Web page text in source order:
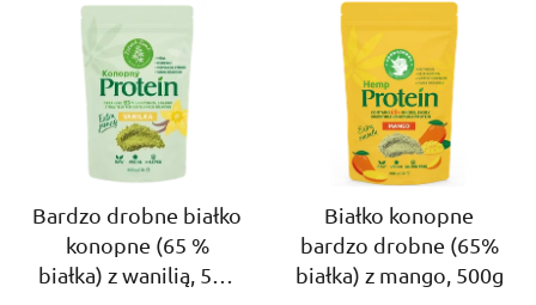
Bardzo drobne białko
konopne (65 %
białka) z wanilią, 500
Białko konopne
bardzo drobne (65%
białka) z mango, 500g